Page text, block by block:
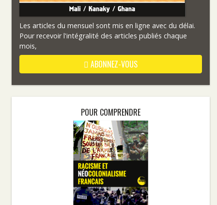
Les articles du mensuel sont mis en ligne avec du délai.
Pour recevoir l'intégralité des articles publiés chaque
mois,
ABONNEZ-VOUS
POUR COMPRENDRE